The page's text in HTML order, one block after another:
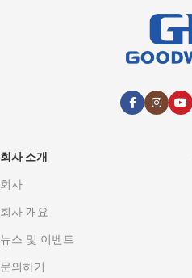
회사 소개
회사
회사 개요
뉴스 및 이벤트
문의하기